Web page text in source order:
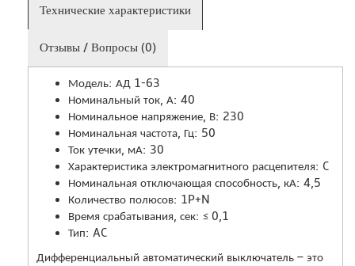
Технические характеристики
Отзывы / Вопросы (0)
Модель: АД 1-63
Номинальный ток, А: 40
Номинальное напряжение, В: 230
Номинальная частота, Гц: 50
Ток утечки, мА: 30
Характеристика электромагнитного расцепителя: C
Номинальная отключающая способность, кА: 4,5
Количество полюсов: 1P+N
Время срабатывания, сек: ≤ 0,1
Тип: AC
Дифференциальный автоматический выключатель – это